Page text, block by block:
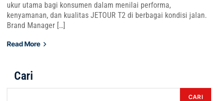
ukur utama bagi konsumen dalam menilai performa,
kenyamanan, dan kualitas JETOUR T2 di berbagai kondisi jalan.
Brand Manager […]
Read More
Cari
CARI